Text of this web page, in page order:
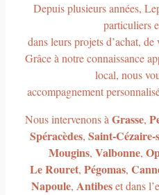
Depuis plusieurs années,
particuliers
dans leurs projets d’achat,
Grâce à notre connaissance
local, nous
accompagnement
Nous intervenons àGrasse,
Spéracèdes, Saint-Cézaire-
Mougins, Valbonne,
Le Rouret, Pégomas,
Napoule, Antibeset dans